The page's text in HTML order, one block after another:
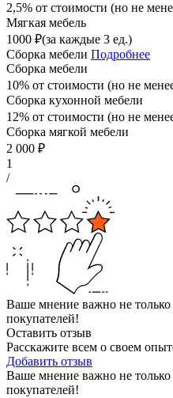
2,5% от стоимости (но не
Мягкая мебель
1000 ₽(за каждые 3 ед.)
Сборка мебели Подробнее
Сборка мебели
10% от стоимости (но не
Сборка кухонной мебели
12% от стоимости (но не
Сборка мягкой мебели
2 000 ₽
1
/
Ваше мнение важно не
покупателей!
Оставить отзыв
Расскажите всем о своем
Добавить отзыв
Ваше мнение важно не
покупателей!